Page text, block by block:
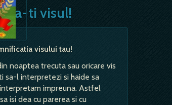
ti visul!
visului tau!
noaptea trecuta sau oricare vis
sa-l interpretezi si haide sa
impreuna. Astfel
isi dea cu parerea si cu